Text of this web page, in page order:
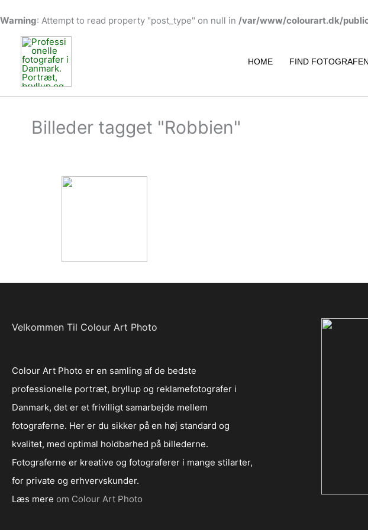
Warning: Attempt to read property "post_type" on null in /var/www/colourart.dk/
indholdet
HOME FIND FOTOGRAFEN
Billeder tagget "Robbien"
Velkommen Til Colour Art Photo
Colour Art Photo er en samling af de bedste
professionelle portræt, bryllup og reklamefotografer i
Danmark, det er et frivilligt samarbejde mellem
fotograferne. Her er du sikker på en høj standard og
kvalitet, med optimal holdbarhed på billederne.
Fotograferne er kreative og fotograferer i mange stilarter,
for private og erhvervskunder.
Læs mere om Colour Art Photo